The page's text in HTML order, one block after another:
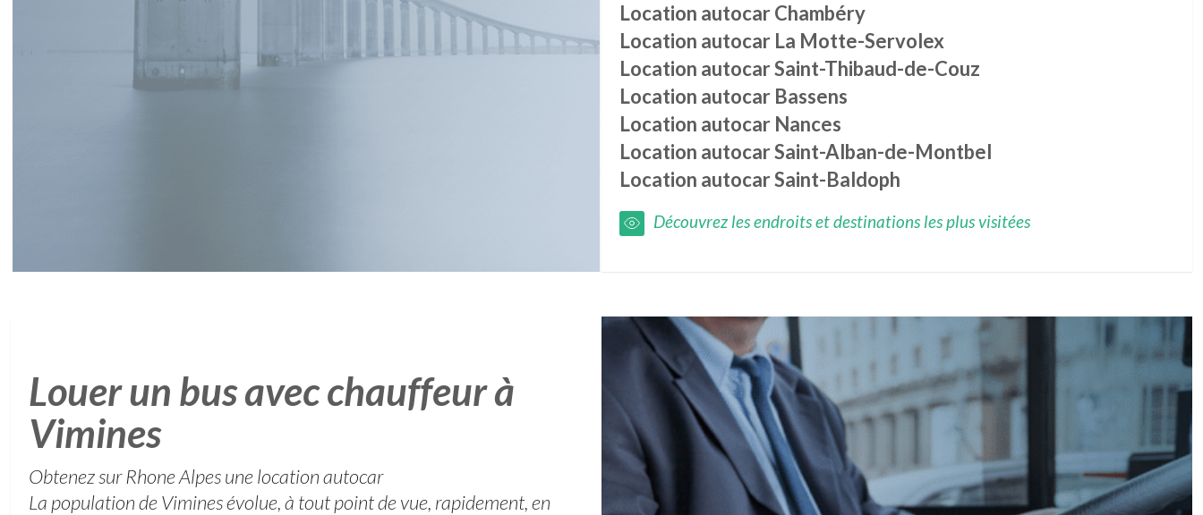
Location autocarChambéry
Location autocar La Motte-Servolex
Location autocarSaint-Thibaud-de-Couz
Location autocar Bassens
Location autocar Nances
Location autocarSaint-Alban-de-Montbel
Location autocarSaint-Baldoph
Découvrez les endroits et destinations les plus visitées
Louer un bus avec chauffeur à
Vimines
Obtenez sur Rhone Alpes une location autocar
La population de Vimines évolue, à tout point de vue, rapidement, en